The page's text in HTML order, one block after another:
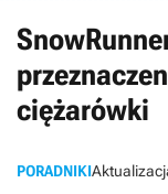
ciężarówki
PORADNIKI